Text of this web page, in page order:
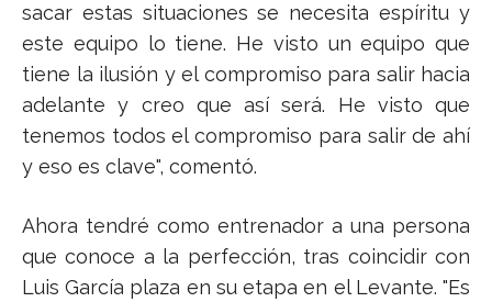
sacar estas situaciones se necesita espíritu y
este equipo lo tiene. He visto un equipo que
tiene la ilusión y el compromiso para salir hacia
adelante y creo que así será. He visto que
tenemos todos el compromiso para salir de ahí
y eso es clave", comentó.
Ahora tendré como entrenador a una persona
que conoce a la perfección, tras coincidir con
Luis García plaza en su etapa en el Levante. "Es